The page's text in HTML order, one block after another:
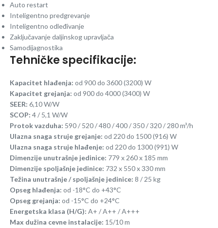
Auto restart
Inteligentno predgrevanje
Inteligentno odleđivanje
Zaključavanje daljinskog upravljača
Samodijagnostika
Tehničke specifikacije:
Kapacitet hlađenja: od 900 do 3600 (3200) W
Kapacitet grejanja: od 900 do 4000 (3400) W
SEER: 6,10 W/W
SCOP: 4 / 5,1 W/W
Protok vazduha: 590 / 520 / 480 / 400 / 350 / 320 / 280 m³/h
Ulazna snaga struje grejanje: od 220 do 1500 (916) W
Ulazna snaga struje hlađenje: od 220 do 1300 (991) W
Dimenzije unutrašnje jedinice: 779 x 260 x 185 mm
Dimenzije spoljašnje jedinice: 732 x 550 x 330 mm
Težina unutrašnje / spoljašnje jedinice: 8 / 25 kg
Opseg hlađenja: od -18°C do +43°C
Opseg grejanja: od -15°C do +24°C
Energetska klasa (H/G): A+ / A++ / A+++
Max dužina cevne instalacije: 15/10 m